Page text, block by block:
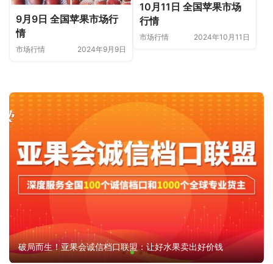
9月9日 全国苹果市场行
情
市场行情 2024年9月9日
10月11日 全国苹果市场
行情
市场行情 2024年10月11日
破局而生！亚果会诚信档口联盟：让好水果卖出好价钱